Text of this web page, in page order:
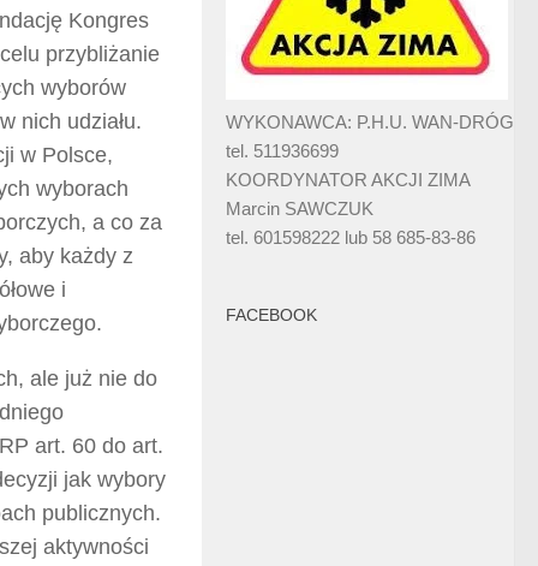
Kongres
przybliżanie
wyborów
nich udziału.
w Polsce,
wyborach
a co za
aby każdy z
i
ale już nie do
art. 60 do art.
jak wybory
publicznych.
aktywności
WYKONAWCA: P.H.U. WAN-DRÓG
tel. 511936699
KOORDYNATOR AKCJI ZIMA
Marcin SAWCZUK
tel. 601598222 lub 58 685-83-86
FACEBOOK